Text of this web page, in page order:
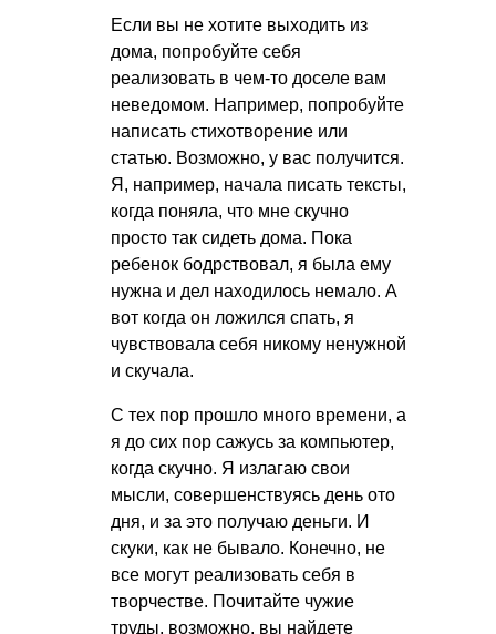
Если вы не хотите выходить из
дома, попробуйте себя
реализовать в чем-то доселе вам
неведомом. Например, попробуйте
написать стихотворение или
статью. Возможно, у вас получится.
Я, например, начала писать тексты,
когда поняла, что мне скучно
просто так сидеть дома. Пока
ребенок бодрствовал, я была ему
нужна и дел находилось немало. А
вот когда он ложился спать, я
чувствовала себя никому ненужной
и скучала.
С тех пор прошло много времени, а
я до сих пор сажусь за компьютер,
когда скучно. Я излагаю свои
мысли, совершенствуясь день ото
дня, и за это получаю деньги. И
скуки, как не бывало. Конечно, не
все могут реализовать себя в
творчестве. Почитайте чужие
труды, возможно, вы найдете